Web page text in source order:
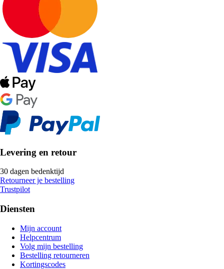
Levering en retour
30 dagen bedenktijd
Retourneer je bestelling
Trustpilot
Diensten
Mijn account
Helpcentrum
Volg mijn bestelling
Bestelling retourneren
Kortingscodes